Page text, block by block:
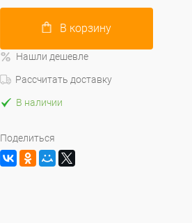
В корзину
Нашли дешевле
Рассчитать доставку
В наличии
Поделиться